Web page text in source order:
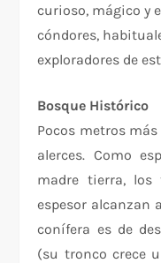
curioso, mágico y
cóndores,
exploradores de
Bosque Histórico
Pocos metros
alerces. Como
madre tierra, los
espesor alcanzan
conífera es de
(su tronco crece